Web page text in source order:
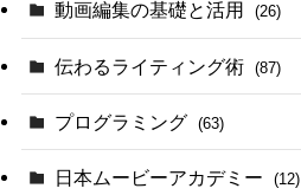
動画編集の基礎と活用 (26)
伝わるライティング術 (87)
プログラミング (63)
日本ムービーアカデミー (12)